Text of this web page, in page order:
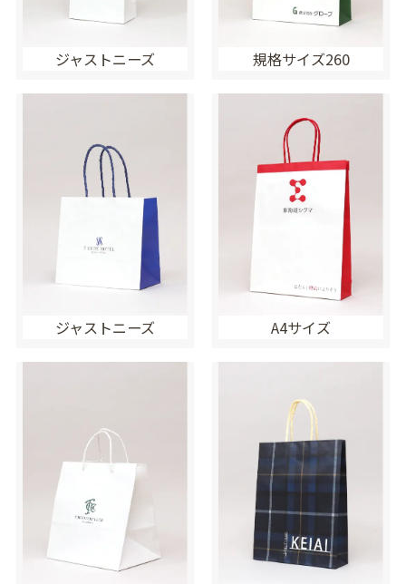
ジャストニーズ 規格サイズ260
ジャストニーズ A4サイズ